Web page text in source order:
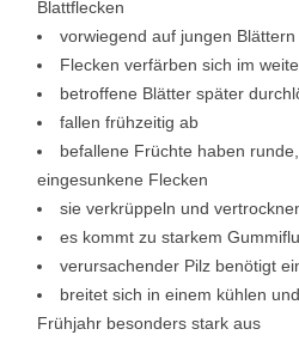
Blattflecken
vorwiegend auf jungen Blättern
Flecken verfärben sich im
betroffene Blätter später
fallen frühzeitig ab
befallene Früchte haben
eingesunkene Flecken
sie verkrüppeln und
es kommt zu starkem
verursachender Pilz benötigt
breitet sich in einem kühlen
Frühjahr besonders stark aus